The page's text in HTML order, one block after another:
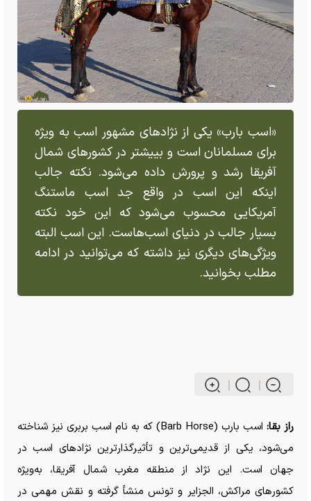
«اسب بارب» یکی از نژاد‌های مشهور اسب به ویژه
برای مسلمانان است و بییشتر در کشور‌های شمال
آفریقا رشد و پرورش داده می‌شود. نکته جالب
اینکه این اسب در واقع جد اسب ماستنگ
آمریکایی محسوب می‌شود که این خود نکته
بسیار جالب در دنیای اسب‌هاست. این اسب البته
ویژگی‌های دیگری نیز داشته که می‌توانید در ادامه
مطلب بخوانید.
راز بقا:
اسب بارب (Barb Horse) که به نام اسب بربری نیز شناخته
می‌شود، یکی از قدیمی‌ترین و تأثیرگذارترین نژاد‌های اسب در
جهان است. این نژاد از منطقه مغرب شمال آفریقا، به‌ویژه
کشور‌های مراکش، الجزایر و تونس منشأ گرفته و نقش مهمی در